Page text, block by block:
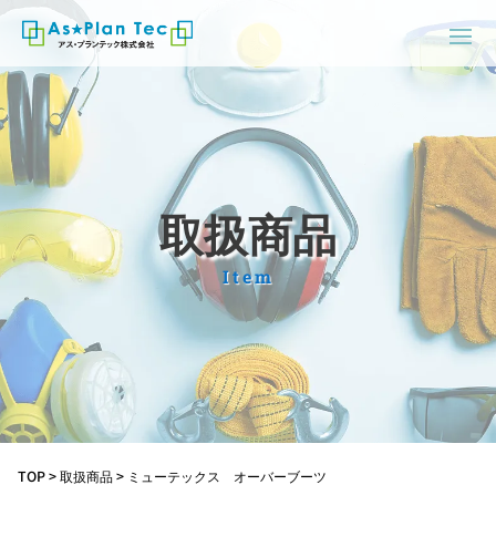
取扱商品
Item
TOP>取扱商品> ミューテックス オーバーブーツ